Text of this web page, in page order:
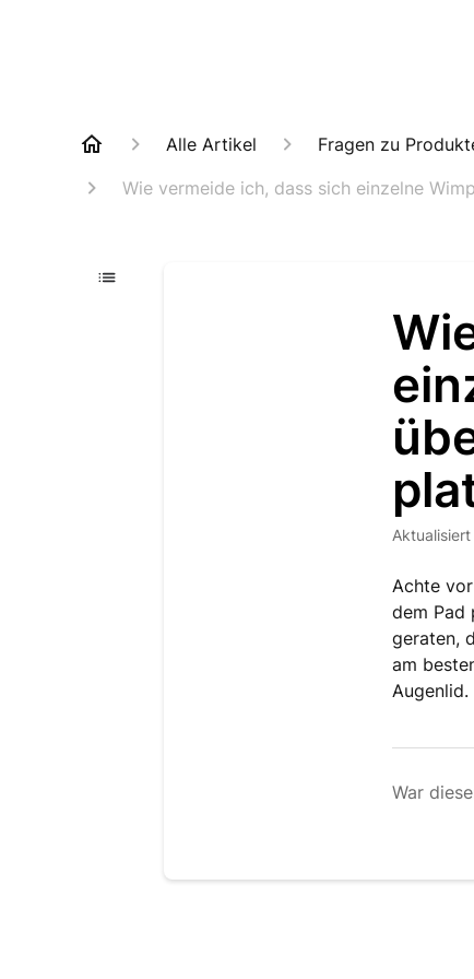
Alle Artikel Fragen zu
Wie vermeide ich, dass sich einzelne
Aktualisiert
Achte
dem Pad
geraten,
am
Augenlid.
War